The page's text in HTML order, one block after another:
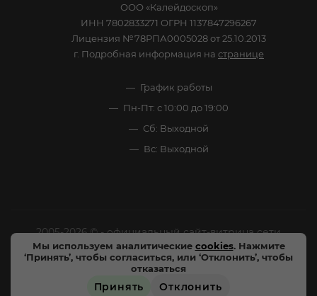
Мы используем аналитические cookies. Нажмите
‘Принять’, чтобы согласиться, или ‘Отклонить’, чтобы
отказаться
Принять Отклонить
ООО «Калейдоскоп»
ИНН 7802833271 ОГРН 1137847296267
Лицензия №78РПА0005028 от 25.10.2013
г. Подробная информация на странице
График работы
Пн-Пт: с 10:00 до 19:00
Сб: Выходной
Вс: Выходной
2005-2026 © - официальный сайт-витрина сети
специализированных напитков "Калейдоскоп Напитков
Мира". Все права защищены.